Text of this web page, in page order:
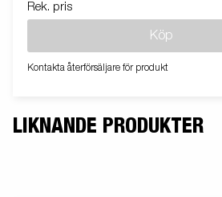
bilden kan vara extrautrustad.
Rek. pris
Köp
Kontakta återförsäljare för produkt
LIKNANDE PRODUKTER